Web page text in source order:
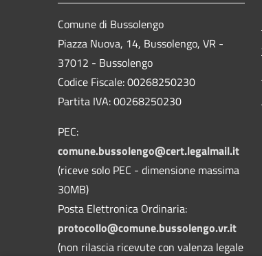
Comune di Bussolengo
Piazza Nuova, 14, Bussolengo, VR -
37012 - Bussolengo
Codice Fiscale: 00268250230
Partita IVA: 00268250230
PEC:
comune.bussolengo@cert.legalmail.it
(riceve solo PEC - dimensione massima
30MB)
Posta Elettronica Ordinaria:
protocollo@comune.bussolengo.vr.it
(non rilascia ricevute con valenza legale